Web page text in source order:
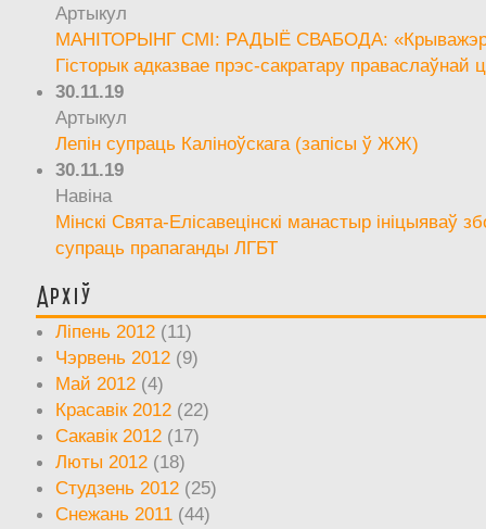
Артыкул
МАНІТОРЫНГ СМІ: РАДЫЁ СВАБОДА:
Гісторык адказвае прэс-сакратару праваслаўнай
30.11.19
Артыкул
Лепін супраць Каліноўскага (запісы ў ЖЖ)
30.11.19
Навіна
Мінскі Свята-Елісавецінскі манастыр ініцыяваў
супраць прапаганды ЛГБТ
Архіў
Ліпень 2012 (11)
Чэрвень 2012 (9)
Май 2012 (4)
Красавік 2012 (22)
Сакавік 2012 (17)
Люты 2012 (18)
Студзень 2012 (25)
Снежань 2011 (44)